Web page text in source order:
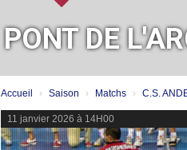
PONT DE
Accueil Saison Matchs C.S.
11 janvier 2026 à 14H00